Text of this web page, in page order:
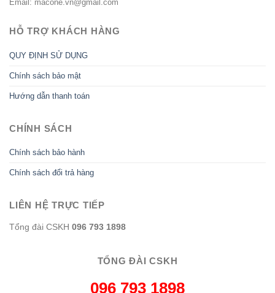
Email: macone.vn@gmail.com
HỖ TRỢ KHÁCH HÀNG
QUY ĐỊNH SỬ DỤNG
Chính sách bảo mật
Hướng dẫn thanh toán
CHÍNH SÁCH
Chính sách bảo hành
Chính sách đổi trả hàng
LIÊN HỆ TRỰC TIẾP
Tổng đài CSKH 096 793 1898
TỔNG ĐÀI CSKH
096 793 1898